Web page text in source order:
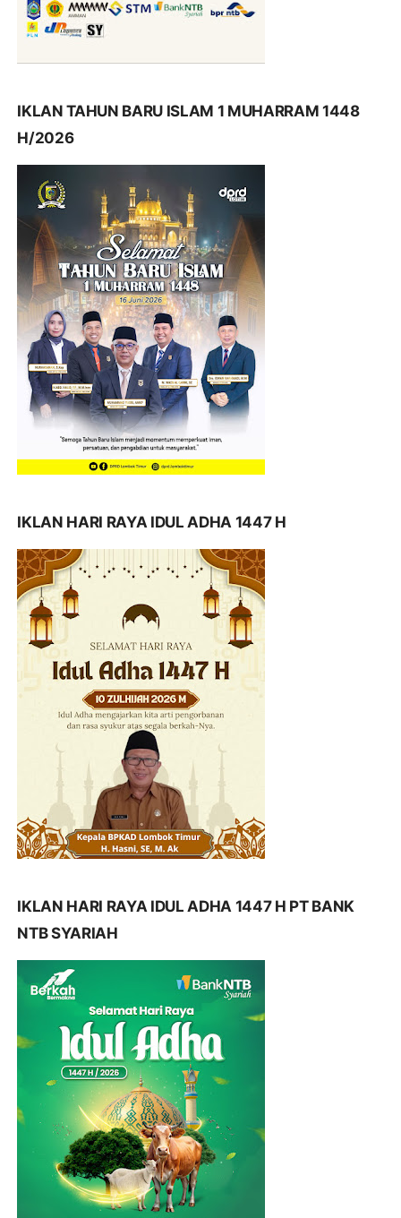
IKLAN TAHUN BARU ISLAM 1 MUHARRAM 1448
H/2026
IKLAN HARI RAYA IDUL ADHA 1447 H
IKLAN HARI RAYA IDUL ADHA 1447 H PT BANK
NTB SYARIAH